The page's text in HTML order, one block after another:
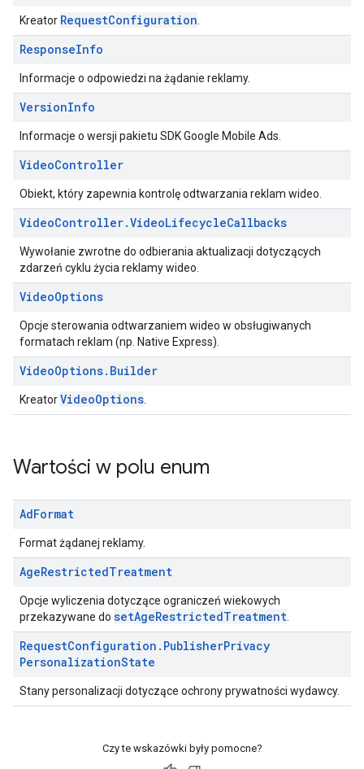
Kreator RequestConfiguration
ResponseInfo
Informacje o odpowiedzi na żądanie reklamy.
VersionInfo
Informacje o wersji pakietu SDK Google Mobile Ads.
VideoController
Obiekt, który zapewnia kontrolę odtwarzania reklam wideo.
VideoController.VideoLifecycleCallbacks
Wywołanie zwrotne do odbierania aktualizacji dotyczących
zdarzeń cyklu życia reklamy wideo.
VideoOptions
Opcje sterowania odtwarzaniem wideo w obsługiwanych
formatach reklam (np. Native Express).
VideoOptions. Builder
KreatorVideoOptions
Wartości w polu enum
AdFormat
Format żądanej reklamy.
AgeRestrictedTreatment
Opcje wyliczenia dotyczące ograniczeń wiekowych
przekazywane do setAgeRestrictedTreatment
RequestConfiguration . PublisherPrivacy
PersonalizationState
Stany personalizacji dotyczące ochrony prywatności wydawcy.
Czy te wskazówki były pomocne?